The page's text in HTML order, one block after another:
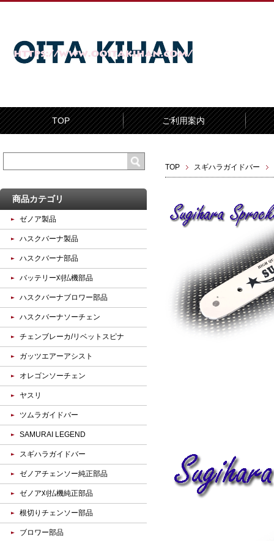
TOP ご利用案内
TOP スギハラガイドバー
商品カテゴリ
ゼノア製品
ハスクバーナ製品
ハスクバーナ部品
バッテリー刈払機部品
ハスクバーナブロワー部品
ハスクバーナソーチェン
チェンブレーカ/リベットスピナ
ガッツエアーアシスト
オレゴンソーチェン
ヤスリ
ツムラガイドバー
SAMURAI LEGEND
スギハラガイドバー
ゼノアチェンソー純正部品
ゼノア刈払機純正部品
根切りチェンソー部品
ブロワー部品